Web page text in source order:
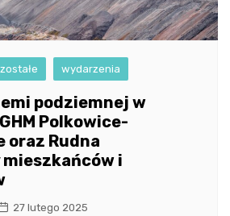
wydarzenia
podziemnej w
Polkowice-
oraz Rudna
mieszkańców i
27 lutego 2025